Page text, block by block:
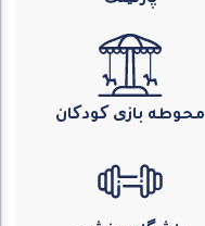
محوطه بازی کودکان